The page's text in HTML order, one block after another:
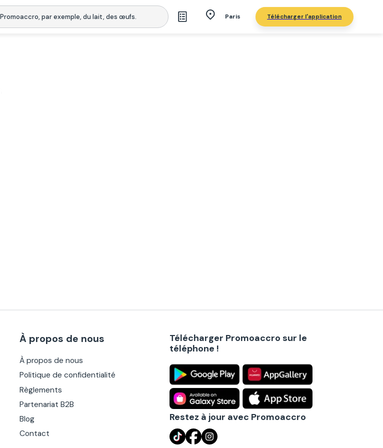
Paris Télécharger l'application
À propos de nous
À propos de nous
Politique de confidentialité
Règlements
Partenariat B2B
Blog
Contact
Télécharger Promoaccro sur le
téléphone !
Restez à jour avec Promoaccro